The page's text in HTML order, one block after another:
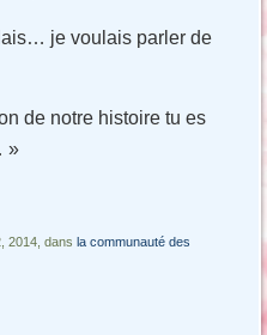
je voulais parler de
de notre histoire tu es
»
2014, dansla communauté des